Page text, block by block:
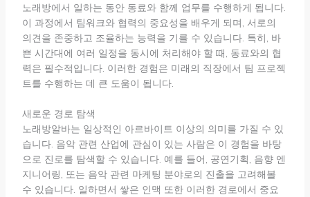
노래방에서 일하는 동안 동료와 함께 업무를 수행하게 됩니다.
이 과정에서 팀워크와 협력의 중요성을 배우게 되며, 서로의
의견을 존중하고 조율하는 능력을 기를 수 있습니다. 특히, 바
쁜 시간대에 여러 일정을 동시에 처리해야 할 때, 동료와의 협
력은 필수적입니다. 이러한 경험은 미래의 직장에서 팀 프로젝
트를 수행하는 데 큰 도움이 됩니다.
새로운 경로 탐색
노래방알바는 일상적인 아르바이트 이상의 의미를 가질 수 있
습니다. 음악 관련 산업에 관심이 있는 사람은 이 경험을 바탕
으로 진로를 탐색할 수 있습니다. 예를 들어, 공연기획, 음향 엔
지니어링, 또는 음악 관련 마케팅 분야로의 진출을 고려해볼
수 있습니다. 일하면서 쌓은 인맥 또한 이러한 경로에서 중요